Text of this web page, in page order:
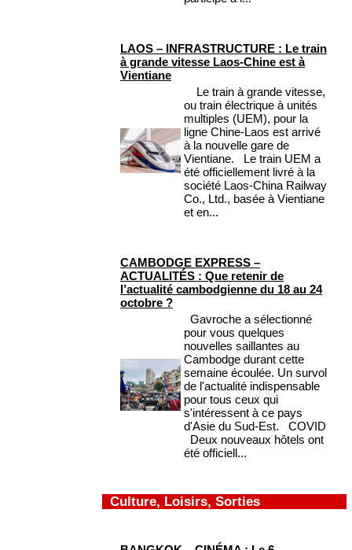
LAOS – INFRASTRUCTURE : Le train
à grande vitesse Laos-Chine est à
Vientiane
Le train à grande vitesse,
ou train électrique à unités
multiples (UEM), pour la
ligne Chine-Laos est arrivé
à la nouvelle gare de
Vientiane. Le train UEM a
été officiellement livré à la
société Laos-China Railway
Co., Ltd., basée à Vientiane
et en...
CAMBODGE EXPRESS –
ACTUALITÉS : Que retenir de
l’actualité cambodgienne du 18 au 24
octobre ?
Gavroche a sélectionné
pour vous quelques
nouvelles saillantes au
Cambodge durant cette
semaine écoulée. Un survol
de l'actualité indispensable
pour tous ceux qui
s'intéressent à ce pays
d'Asie du Sud-Est. COVID
Deux nouveaux hôtels ont
été officiell...
Culture, Loisirs, Sorties